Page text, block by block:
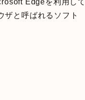
Edgeを利用して
と呼ばれるソフト